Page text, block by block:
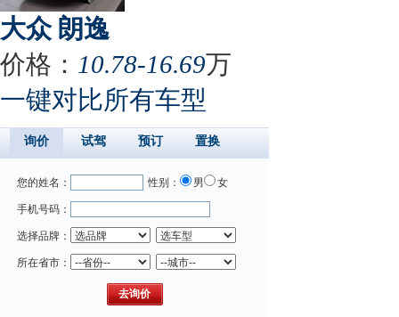
大众 朗逸
价格： 10.78-16.69万
一键对比所有车型
询价 试驾 预订 置换
您的姓名： 性别： 男 女
手机号码：
选择品牌：
所在省市：